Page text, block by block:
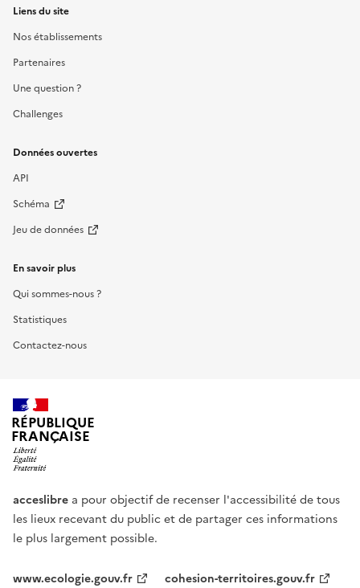
Liens du site
Nos établissements
Partenaires
Une question ?
Challenges
Données ouvertes
API
Schéma
Jeu de données
En savoir plus
Qui sommes-nous ?
Statistiques
Contactez-nous
RÉPUBLIQUE
FRANÇAISE
acceslibre a pour objectif de recenser l'accessibilité de tous
les lieux recevant du public et de partager ces informations
le plus largement possible.
www.ecologie.gouv.fr
cohesion-territoires.gouv.fr